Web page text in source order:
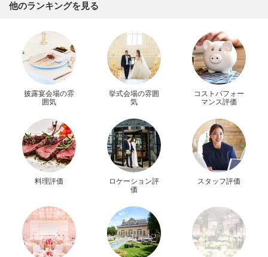
他のランキングを見る
披露宴会場の雰
囲気
挙式会場の雰囲
気
コストパフォー
マンス評価
料理評価
ロケーション評
価
スタッフ評価